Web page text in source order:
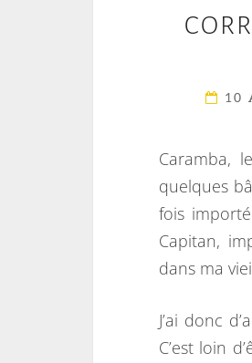
10
Caramba,
quelques
fois
Capitan,
dans ma
J’ai donc
C’est loin